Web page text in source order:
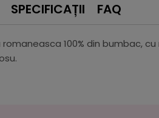
SPECIFICAȚII FAQ
100% din bumbac,